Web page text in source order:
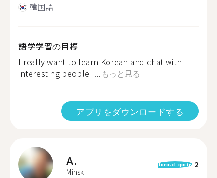
韓国語
語学学習の目標
I really want to learn Korean and chat with
interesting people I... もっと見る
アプリをダウンロードする
A.
Minsk
format_quote 2